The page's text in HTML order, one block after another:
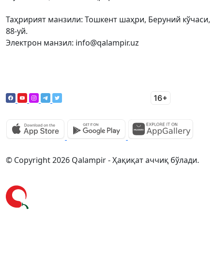
Таҳририят манзили: Тошкент шаҳри, Беруний кўчаси,
88-уй.
Электрон манзил: info@qalampir.uz
© Copyright 2026 Qalampir - Ҳақиқат аччиқ бўлади.